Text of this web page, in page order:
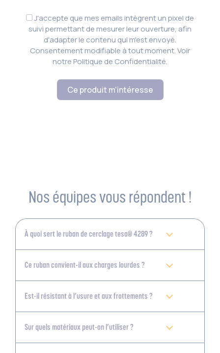
J'accepte que mes emails intègrent un pixel de
suivi permettant de mesurer leur ouverture, afin
d'adapter le contenu qui m'est envoyé.
Consentement modifiable à tout moment. Voir
notre Politique de Confidentialité.
Ce produit m'intéresse
Nos équipes vous répondent !
À quoi sert le ruban de cerclage tesa® 4289 ?
Ce ruban convient-il aux charges lourdes ?
Est-il résistant à l’usure et aux frottements ?
Sur quels matériaux peut-on l’utiliser ?